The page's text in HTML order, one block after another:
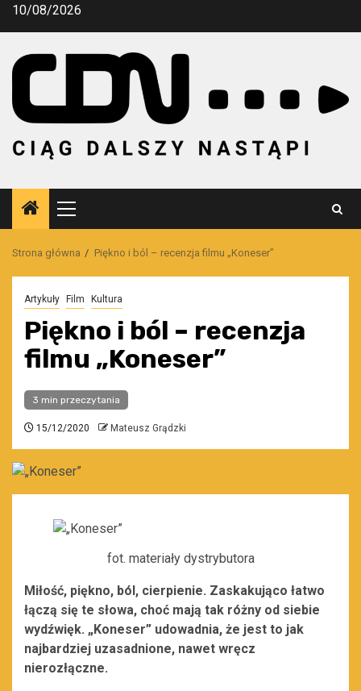
Przejdź
10/08/2026
Menu
główne
Strona główna Piękno i ból – recenzja filmu „Koneser”
Artykuły Film Kultura
Piękno i ból – recenzja
filmu „Koneser”
3 min przeczytania
15/12/2020 Mateusz Grądzki
fot. materiały dystrybutora
Miłość, piękno, ból, cierpienie. Zaskakująco łatwo
łączą się te słowa, choć mają tak różny od siebie
wydźwięk. „Koneser” udowadnia, że jest to jak
najbardziej uzasadnione, nawet wręcz
nierozłączne.